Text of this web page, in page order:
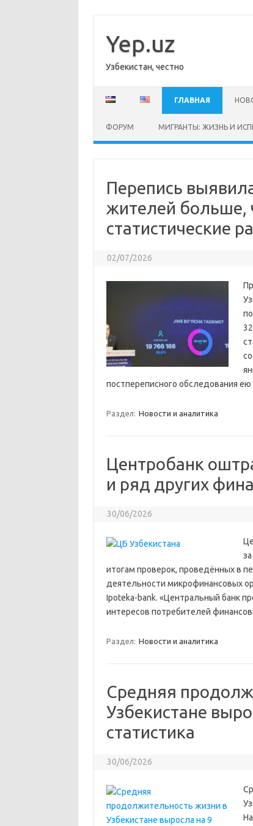
содержимому
Yep.uz
Узбекистан, честно
ГЛАВНАЯ
ФОРУМ МИГРАНТЫ: ЖИЗНЬ И
Перепись
жителей больше,
статистические
02/07/2026
постпереписного обследования
Раздел: Новости и аналитика
Центробанк
и ряд других
30/06/2026
итогам проверок, проведённых в
деятельности микрофинансовых
Ipoteka-bank. «Центральный банк
интересов потребителей
Раздел: Новости и аналитика
Средняя
Узбекистане
статистика
30/06/2026